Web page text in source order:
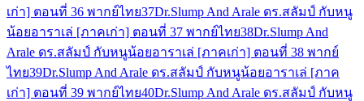
เก่า] ตอนที่ 36 พากย์ไทย37Dr.Slump And Arale ดร.สลัมป์ กับหนู
น้อยอาราเล่ [ภาคเก่า] ตอนที่ 37 พากย์ไทย38Dr.Slump And
Arale ดร.สลัมป์ กับหนูน้อยอาราเล่ [ภาคเก่า] ตอนที่ 38 พากย์
ไทย39Dr.Slump And Arale ดร.สลัมป์ กับหนูน้อยอาราเล่ [ภาค
เก่า] ตอนที่ 39 พากย์ไทย40Dr.Slump And Arale ดร.สลัมป์ กับหนู